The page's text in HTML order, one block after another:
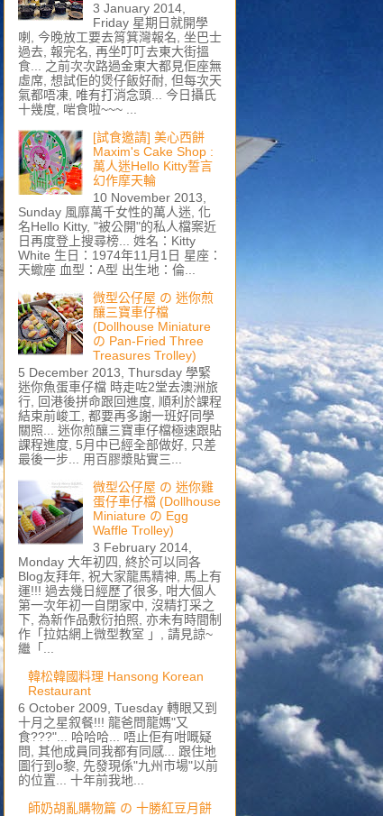
3 January 2014,
Friday 星期日就開學
喇, 今晚放工要去筲箕灣報名, 坐巴士
過去, 報完名, 再坐叮叮去東大街搵
食... 之前次次路過金東大都見佢座無
虛席, 想試佢的煲仔飯好耐, 但每次天
氣都唔凍, 唯有打消念頭... 今日攝氏
十幾度, 啱食啦~~~ ...
[試食邀請] 美心西餅
Maxim's Cake Shop :
萬人迷Hello Kitty誓言
幻作摩天輪
10 November 2013,
Sunday 風靡萬千女性的萬人迷, 化
名Hello Kitty, "被公開"的私人檔案近
日再度登上搜尋榜... 姓名：Kitty
White 生日：1974年11月1日 星座：
天蠍座 血型：A型 出生地：倫...
微型公仔屋 の 迷你煎
釀三寶車仔檔
(Dollhouse Miniature
の Pan-Fried Three
Treasures Trolley)
5 December 2013, Thursday 學緊
迷你魚蛋車仔檔 時走咗2堂去澳洲旅
行, 回港後拼命跟回進度, 順利於課程
結束前峻工, 都要再多謝一班好同學
關照... 迷你煎釀三寶車仔檔極速跟貼
課程進度, 5月中已經全部做好, 只差
最後一步... 用百膠漿貼實三...
微型公仔屋 の 迷你雞
蛋仔車仔檔 (Dollhouse
Miniature の Egg
Waffle Trolley)
3 February 2014,
Monday 大年初四, 終於可以同各
Blog友拜年, 祝大家龍馬精神, 馬上有
運!!! 過去幾日經歷了很多, 咁大個人
第一次年初一自閉家中, 沒精打采之
下, 為新作品敷衍拍照, 亦未有時間制
作「拉姑網上微型教室 」, 請見諒~
繼「...
韓松韓國料理 Hansong Korean
Restaurant
6 October 2009, Tuesday 轉眼又到
十月之星叙餐!!! 龍爸問龍媽"又
食???"... 哈哈哈... 唔止佢有咁嘅疑
問, 其他成員同我都有同感... 跟住地
圖行到o黎, 先發現係"九州市場"以前
的位置... 十年前我地...
師奶胡亂購物篇 の 十勝紅豆月餅